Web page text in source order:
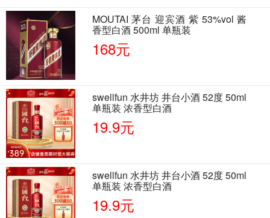
MOUTAI 茅台 迎宾酒 紫 53%vol 酱
香型白酒 500ml 单瓶装
168元
swellfun 水井坊 井台小酒 52度 50ml
单瓶装 浓香型白酒
19.9元
swellfun 水井坊 井台小酒 52度 50ml
单瓶装 浓香型白酒
19.9元